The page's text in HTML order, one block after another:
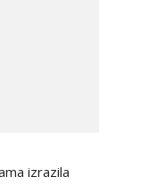
izrazila